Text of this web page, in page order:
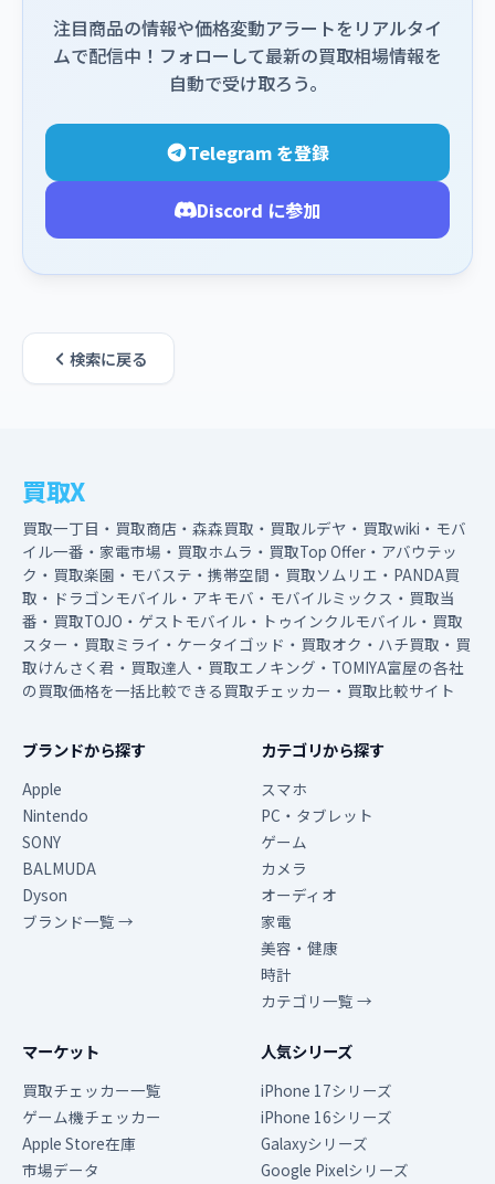
注目商品の情報や価格変動アラートをリアルタイ
ムで配信中！フォローして最新の買取相場情報を
自動で受け取ろう。
Telegram を登録
Discord に参加
検索に戻る
買取X
買取一丁目・買取商店・森森買取・買取ルデヤ・買取wiki・モバ
イル一番・家電市場・買取ホムラ・買取Top Offer・アバウテッ
ク・買取楽園・モバステ・携帯空間・買取ソムリエ・PANDA買
取・ドラゴンモバイル・アキモバ・モバイルミックス・買取当
番・買取TOJO・ゲストモバイル・トゥインクルモバイル・買取
スター・買取ミライ・ケータイゴッド・買取オク・ハチ買取・買
取けんさく君・買取達人・買取エノキング・TOMIYA富屋の各社
の買取価格を一括比較できる買取チェッカー・買取比較サイト
ブランドから探す
Apple
Nintendo
SONY
BALMUDA
Dyson
ブランド一覧 →
カテゴリから探す
スマホ
PC・タブレット
ゲーム
カメラ
オーディオ
家電
美容・健康
時計
カテゴリ一覧 →
マーケット
買取チェッカー一覧
ゲーム機チェッカー
Apple Store在庫
市場データ
人気シリーズ
iPhone 17シリーズ
iPhone 16シリーズ
Galaxyシリーズ
Google Pixelシリーズ